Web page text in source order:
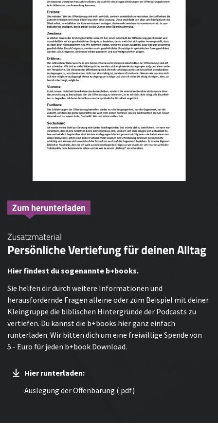
Zum herunterladen
Zusatzmaterial
Persönliche Vertiefung für deinen Alltag
Hier findest du sogenannte b+books.
Sie helfen dir durch weitere Informationen und
herausfordernde Fragen alleine oder zum Beispiel mit deiner
Kleingruppe die biblischen Hintergründe der Podcasts zu
vertiefen. Du kannst die b+books hier ganz einfach
runterladen. Wir bitten dich um eine freiwillige Spende von
5.- Euro für jeden b+book Download.
Hier runterladen:
Auslegung der Offenbarung (.pdf)